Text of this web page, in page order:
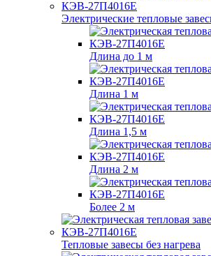
Электрические тепловые
Длина до 1 м
Длина 1 м
Длина 1,5 м
Длина 2 м
Более 2 м
Тепловые завесы без нагрева